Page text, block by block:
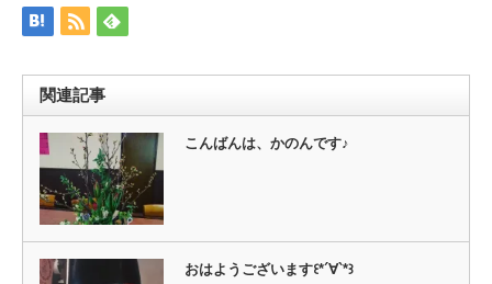
し
い
ウ
ド
ウ
で
開
き
す)
ク
し
て
さ
し
い
ウ
ィ
ン
ド
ウ
で
開
ま
す)
関連記事
こんばんは、かのんです♪
おはようございます꒰*´∀`*꒱